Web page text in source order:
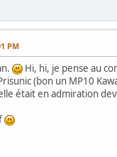
PM
Hi, hi, je pense au
(bon un MP10
était en admiration